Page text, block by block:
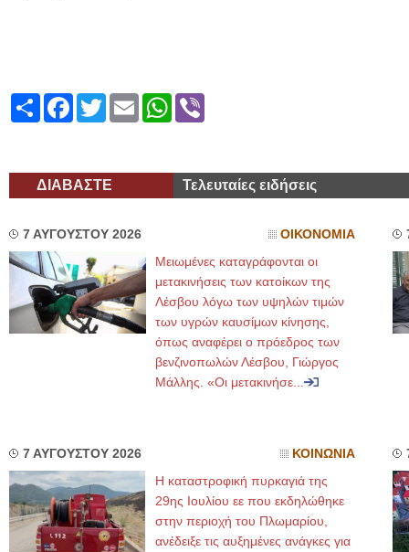
ShareFacebook
TwitterEmailWhatsApp
ΔΙΑΒΑΣΤΕ Τελευταίες ειδήσεις
7 ΑΥΓΟΥΣΤΟΥ 2026 ΟΙΚΟΝΟΜΙΑ
Μειωμένες καταγράφονται οι
μετακινήσεις των κατοίκων της
Λέσβου λόγω των υψηλών τιμών
των υγρών καυσίμων κίνησης,
όπως αναφέρει ο πρόεδρος των
βενζινοπωλών Λέσβου, Γιώργος
Μάλλης. «Οι μετακινήσε...
7 ΑΥΓΟΥΣΤΟΥ 2026 ΚΟΙΝΩΝΙΑ
Η καταστροφική πυρκαγιά της
29ης Ιουλίου εε που εκδηλώθηκε
στην περιοχή του Πλωμαρίου,
ανέδειξε τις αυξημένες ανάγκες για